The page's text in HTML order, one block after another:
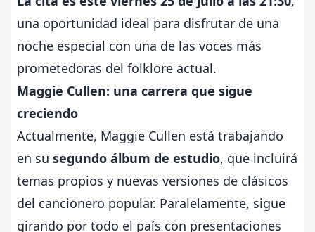
una oportunidad ideal para disfrutar de una
noche especial con una de las voces más
prometedoras del folklore actual.
Maggie Cullen: una carrera que sigue
creciendo
Actualmente, Maggie Cullen está trabajando
en su segundo álbum de estudio, que incluirá
temas propios y nuevas versiones de clásicos
del cancionero popular. Paralelamente, sigue
girando por todo el país con presentaciones